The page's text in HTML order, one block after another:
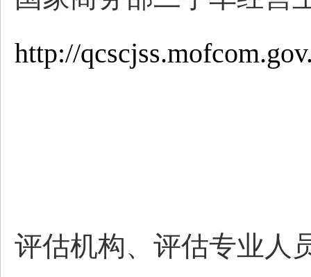
http://
评估机构、评估专业人